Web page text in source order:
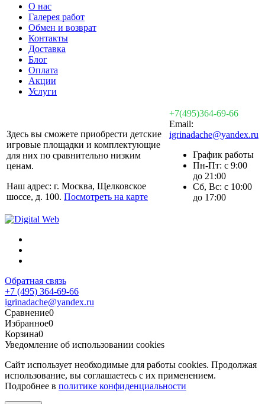
О нас
Галерея работ
Обмен и возврат
Контакты
Доставка
Блог
Оплата
Акции
Услуги
Здесь вы сможете приобрести детские
игровые площадки и комплектующие
для них по сравнительно низким
ценам.
Наш адрес: г. Москва, Щелковское
шоссе, д. 100. Посмотреть на карте
+7(495)364-69-66
Email:
igrinadache@yandex.ru
График работы
Пн-Пт: с 9:00
до 21:00
Сб, Вс: с 10:00
до 17:00
Обратная связь
+7 (495) 364-69-66
igrinadache@yandex.ru
Сравнение0
Избранное0
Корзина0
Уведомление об использовании cookies
Сайт использует необходимые для работы cookies. Продолжая
использование, вы соглашаетесь с их применением.
Подробнее в политике конфиденциальности